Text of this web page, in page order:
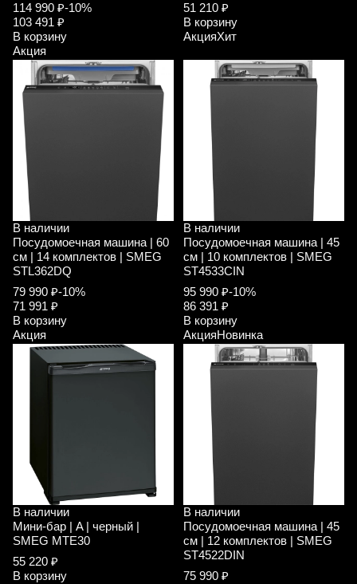
114 990 ₽-10%
103 491 ₽
В корзину
Акция
51 210 ₽
В корзину
АкцияХит
В наличии
Посудомоечная машина | 60
см | 14 комплектов | SMEG
STL362DQ
79 990 ₽-10%
71 991 ₽
В корзину
Акция
В наличии
Посудомоечная машина | 45
см | 10 комплектов | SMEG
ST4533CIN
95 990 ₽-10%
86 391 ₽
В корзину
АкцияНовинка
В наличии
Мини-бар | A | черный |
SMEG MTE30
55 220 ₽
В корзину
В наличии
Посудомоечная машина | 45
см | 12 комплектов | SMEG
ST4522DIN
75 990 ₽